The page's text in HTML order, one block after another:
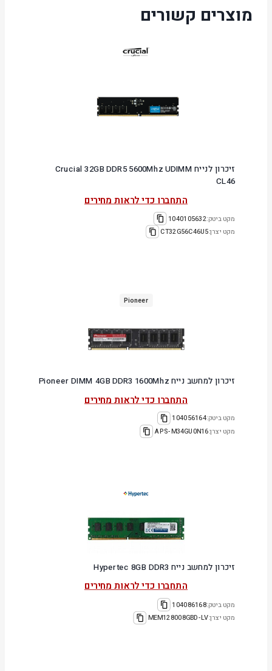
מוצרים קשורים
זיכרון לנייח Crucial 32GB DDR5 5600Mhz UDIMM
CL46
התחברו כדי לראות מחירים
מקט ביטק:1040105632
מקט יצרן:CT32G56C46U5
Pioneer
זיכרון למחשב נייח Pioneer DIMM 4GB DDR3 1600Mhz
התחברו כדי לראות מחירים
מקט ביטק:104056164
מקט יצרן:APS-M34GU0N16
זיכרון למחשב נייח Hypertec 8GB DDR3
התחברו כדי לראות מחירים
מקט ביטק:104086168
מקט יצרן:MEM128008GBD-LV